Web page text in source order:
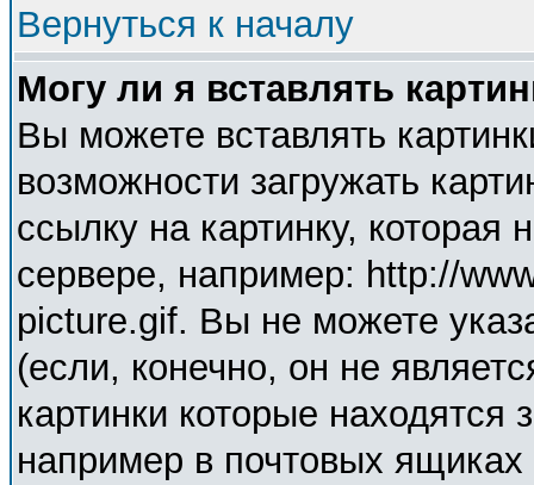
Вернуться к началу
Могу ли я вставлять
Вы можете вставлять
возможности загружать
ссылку на картинку,
сервере, например: http://
picture.gif. Вы не можете
(если, конечно, он не
картинки которые
например в почтовых